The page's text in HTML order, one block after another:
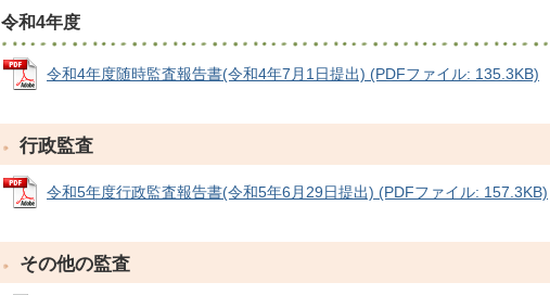
令和4年度
令和4年度随時監査報告書(令和4年7月1日提出) (PDFファイル: 135.3KB)
行政監査
令和5年度行政監査報告書(令和5年6月29日提出) (PDFファイル: 157.3KB)
その他の監査